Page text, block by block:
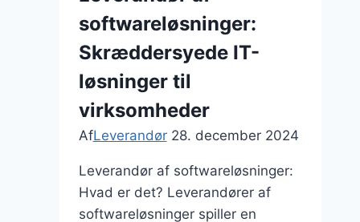
softwareløsninger:
Skræddersyede IT-
løsninger til
virksomheder
AfLeverandør 28. december 2024
Leverandør af softwareløsninger:
Hvad er det? Leverandører af
softwareløsninger spiller en